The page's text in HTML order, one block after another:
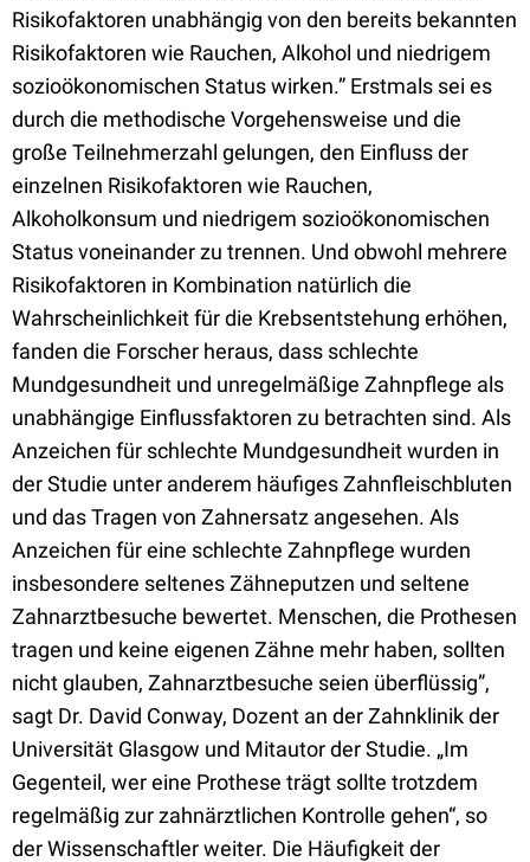
Risikofaktoren unabhängig von den bereits bekannten
Risikofaktoren wie Rauchen, Alkohol und niedrigem
sozioökonomischen Status wirken.” Erstmals sei es
durch die methodische Vorgehensweise und die
große Teilnehmerzahl gelungen, den Einfluss der
einzelnen Risikofaktoren wie Rauchen,
Alkoholkonsum und niedrigem sozioökonomischen
Status voneinander zu trennen. Und obwohl mehrere
Risikofaktoren in Kombination natürlich die
Wahrscheinlichkeit für die Krebsentstehung erhöhen,
fanden die Forscher heraus, dass schlechte
Mundgesundheit und unregelmäßige Zahnpflege als
unabhängige Einflussfaktoren zu betrachten sind. Als
Anzeichen für schlechte Mundgesundheit wurden in
der Studie unter anderem häufiges Zahnfleischbluten
und das Tragen von Zahnersatz angesehen. Als
Anzeichen für eine schlechte Zahnpflege wurden
insbesondere seltenes Zähneputzen und seltene
Zahnarztbesuche bewertet. Menschen, die Prothesen
tragen und keine eigenen Zähne mehr haben, sollten
nicht glauben, Zahnarztbesuche seien überflüssig”,
sagt Dr. David Conway, Dozent an der Zahnklinik der
Universität Glasgow und Mitautor der Studie. „Im
Gegenteil, wer eine Prothese trägt sollte trotzdem
regelmäßig zur zahnärztlichen Kontrolle gehen“, so
der Wissenschaftler weiter. Die Häufigkeit der